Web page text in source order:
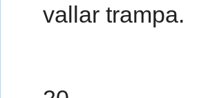
vallar trampa.